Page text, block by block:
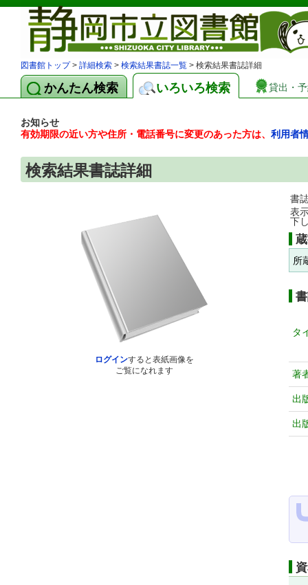
図書館トップ> 詳細検索 > 検索結果書誌一覧 > 検索結果書誌詳細
かんたん検索 いろいろ検索 貸出・
お知らせ
有効期限の近い方や住所・電話番号に変更のあった方は、 利用者
検索結果書誌詳細
ログインすると表紙画像を
ご覧になれます
書
表
下
所
タ
著
出
出